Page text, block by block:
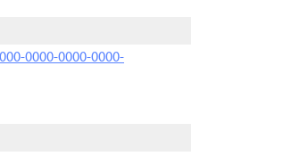
0000-0000-0000-